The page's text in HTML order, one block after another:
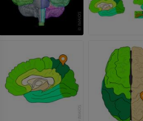
イラストレーション
プレミアム
血管造影
無料
Visible Human Project